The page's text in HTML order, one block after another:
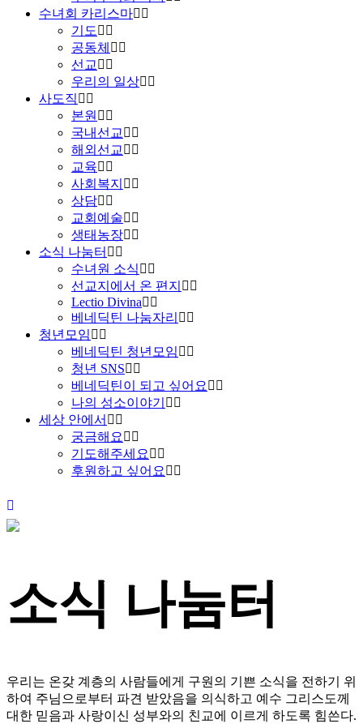
수녀회 카리스마
기도
공동체
선교
우리의 일상
사도직
본원
국내선교
해외선교
교육
사회복지
상담
교회예술
생태농장
소식 나눔터
수녀원 소식
선교지에서 온 편지
Lectio Divina
베네딕틴 나눔자리
청년모임
베네딕틴 청년모임
청년 SNS
베네딕틴이 되고 싶어요
나의 성소이야기
세상 안에서
궁금해요
기도해주세요
후원하고 싶어요
소식 나눔터
우리는 온갖 계층의 사람들에게 구원의 기쁜 소식을 전하기 위
하여 주님으로부터 파견 받았음을 의식하고 예수 그리스도께
대한 믿음과 사랑이신 성부와의 친교에 이르게 하도록 힘쓴다.